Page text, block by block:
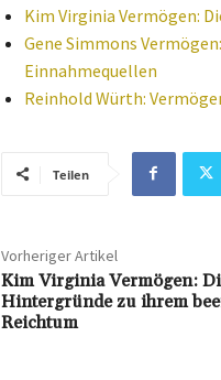
Kim Virginia Vermögen:
Gene Simmons
Einnahmequellen
Reinhold Würth:
Teilen
Vorheriger Artikel
Kim Virginia Vermögen:
Hintergründe zu ihrem
Reichtum